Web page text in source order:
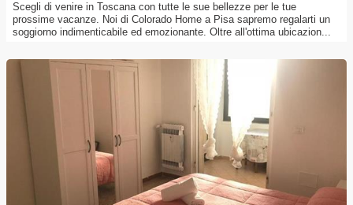
Scegli di venire in Toscana con tutte le sue bellezze per le tue
prossime vacanze. Noi di Colorado Home a Pisa sapremo regalarti un
soggiorno indimenticabile ed emozionante. Oltre all'ottima ubicazion...